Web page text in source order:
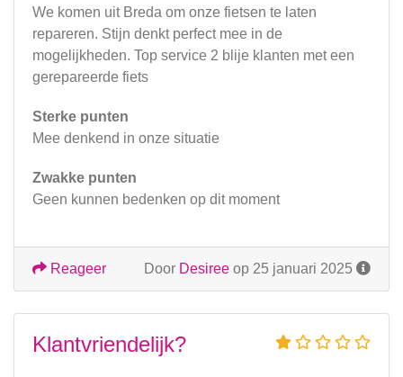
We komen uit Breda om onze fietsen te laten
repareren. Stijn denkt perfect mee in de
mogelijkheden. Top service 2 blije klanten met een
gerepareerde fiets
Sterke punten
Mee denkend in onze situatie
Zwakke punten
Geen kunnen bedenken op dit moment
Door Desiree op 25 januari 2025
Reageer
Klantvriendelijk?